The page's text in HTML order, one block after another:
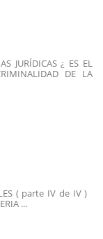
JURÍDICAS ¿ ES EL
DE LA
( parte IV de IV )
...